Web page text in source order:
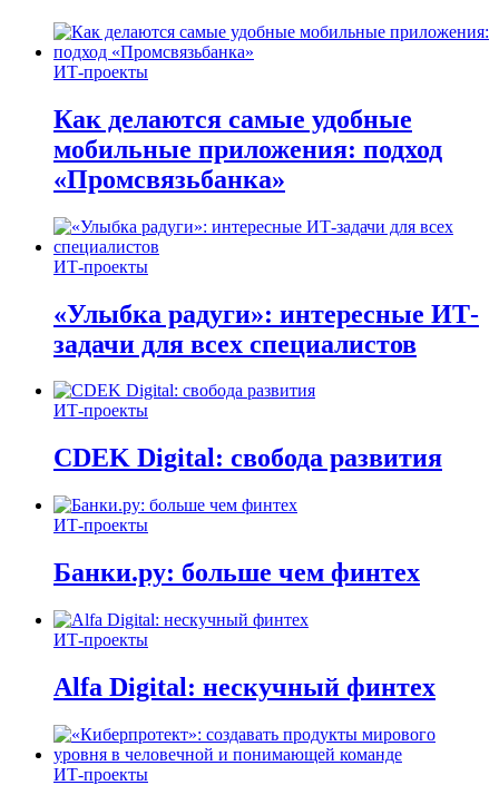
ИТ-проекты
Как делаются самые удобные
мобильные приложения: подход
«Промсвязьбанка»
ИТ-проекты
«Улыбка радуги»: интересные ИТ-
задачи для всех специалистов
ИТ-проекты
CDEK Digital: свобода развития
ИТ-проекты
Банки.ру: больше чем финтех
ИТ-проекты
Alfa Digital: нескучный финтех
ИТ-проекты